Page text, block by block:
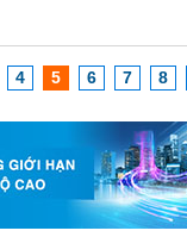
4 5 6 7 8